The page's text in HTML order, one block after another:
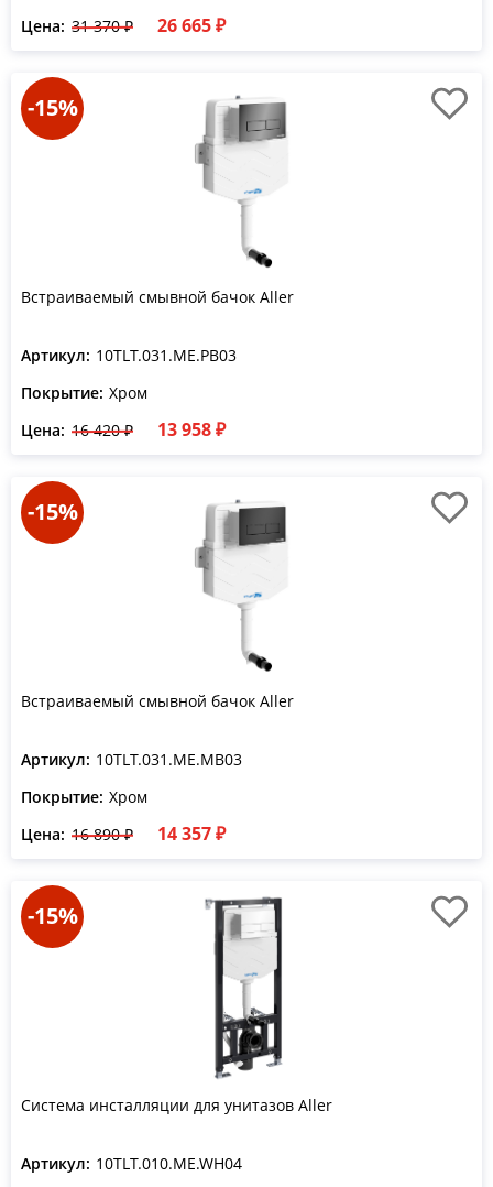
Цена: 31 370 ₽ 26 665 ₽
-15%
Встраиваемый смывной бачок Aller
Артикул: 10TLT.031.ME.PB03
Покрытие: Хром
Цена: 16 420 ₽ 13 958 ₽
-15%
Встраиваемый смывной бачок Aller
Артикул: 10TLT.031.ME.MB03
Покрытие: Хром
Цена: 16 890 ₽ 14 357 ₽
-15%
Система инсталляции для унитазов Aller
Артикул: 10TLT.010.ME.WH04